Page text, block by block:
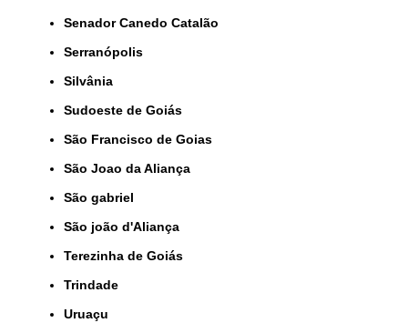
Senador Canedo Catalão
Serranópolis
Silvânia
Sudoeste de Goiás
São Francisco de Goias
São Joao da Aliança
São gabriel
São joão d'Aliança
Terezinha de Goiás
Trindade
Uruaçu